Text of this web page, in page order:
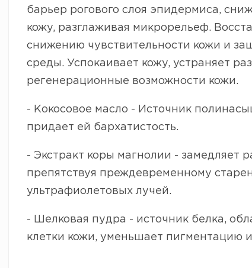
барьер рогового слоя эпидермиса,
кожу, разглаживая микрорельеф.
снижению чувствительности кожи и
среды. Успокаивает кожу, устраняет
регенерационные возможности кожи.
- Кокосовое масло - Источник
придает ей бархатистость.
- Экстракт коры магнолии - замедляет
препятствуя преждевременному
ультрафиолетовых лучей.
- Шелковая пудра - источник белка,
клетки кожи, уменьшает пигментацию